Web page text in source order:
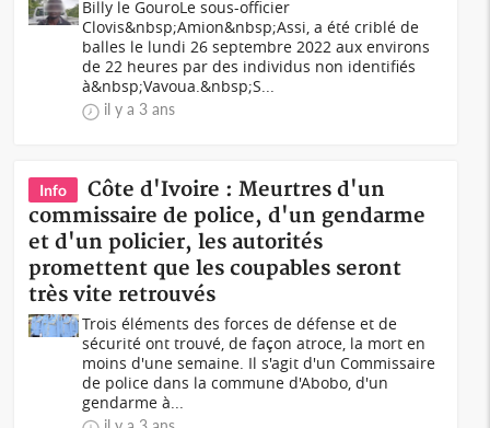
Billy le GouroLe sous-officier
Clovis&nbsp;Amion&nbsp;Assi, a été criblé de
balles le lundi 26 septembre 2022 aux environs
de 22 heures par des individus non identifiés
à&nbsp;Vavoua.&nbsp;S...
il y a 3 ans
Info
Côte d'Ivoire : Meurtres d'un
commissaire de police, d'un gendarme
et d'un policier, les autorités
promettent que les coupables seront
très vite retrouvés
Trois éléments des forces de défense et de
sécurité ont trouvé, de façon atroce, la mort en
moins d'une semaine. Il s'agit d'un Commissaire
de police dans la commune d'Abobo, d'un
gendarme à...